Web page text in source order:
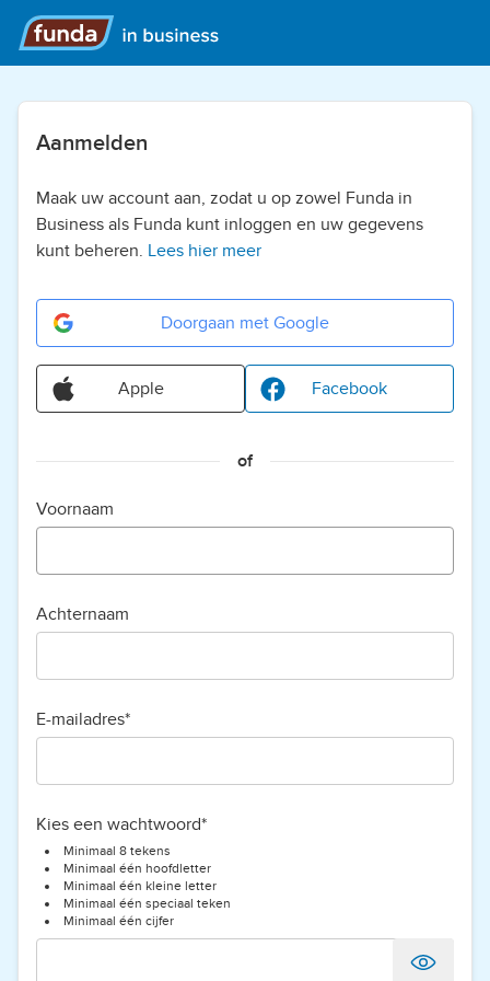
Aanmelden
Maak uw account aan, zodat u op zowel Funda in
Business als Funda kunt inloggen en uw gegevens
kunt beheren. Lees hier meer
Doorgaan met Google
Apple Facebook
of
Voornaam
Achternaam
E-mailadres*
Kies een wachtwoord*
Minimaal 8 tekens
Minimaal één hoofdletter
Minimaal één kleine letter
Minimaal één speciaal teken
Minimaal één cijfer